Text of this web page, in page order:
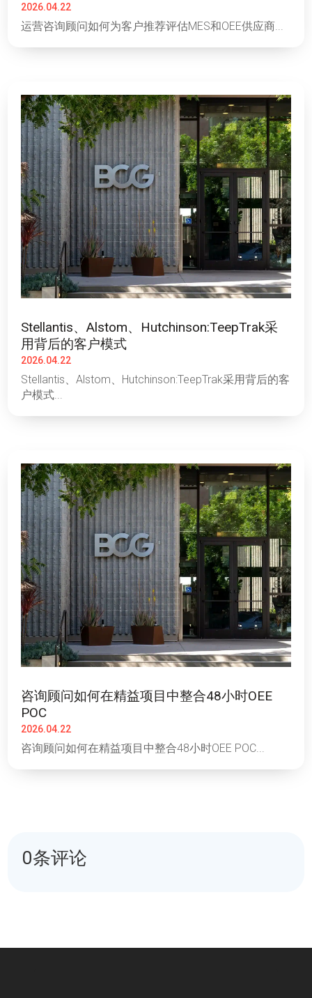
2026.04.22
运营咨询顾问如何为客户推荐评估MES和OEE供应商...
Stellantis、Alstom、Hutchinson:TeepTrak采
用背后的客户模式
2026.04.22
Stellantis、Alstom、Hutchinson:TeepTrak采用背后的客
户模式...
咨询顾问如何在精益项目中整合48小时OEE
POC
2026.04.22
咨询顾问如何在精益项目中整合48小时OEE POC...
0条评论